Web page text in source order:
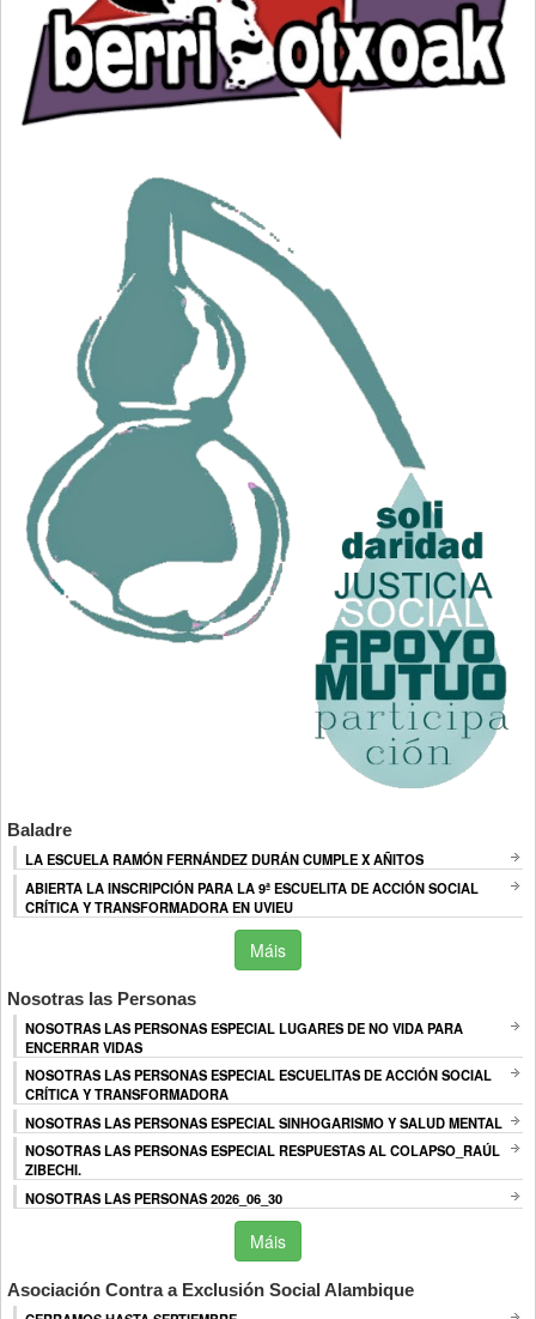
Baladre
LA ESCUELA RAMÓN FERNÁNDEZ DURÁN CUMPLE X AÑITOS
ABIERTA LA INSCRIPCIÓN PARA LA 9ª ESCUELITA DE ACCIÓN SOCIAL
CRÍTICA Y TRANSFORMADORA EN UVIEU
Máis
Nosotras las Personas
NOSOTRAS LAS PERSONAS ESPECIAL LUGARES DE NO VIDA PARA
ENCERRAR VIDAS
NOSOTRAS LAS PERSONAS ESPECIAL ESCUELITAS DE ACCIÓN SOCIAL
CRÍTICA Y TRANSFORMADORA
NOSOTRAS LAS PERSONAS ESPECIAL SINHOGARISMO Y SALUD MENTAL
NOSOTRAS LAS PERSONAS ESPECIAL RESPUESTAS AL COLAPSO_RAÚL
ZIBECHI.
NOSOTRAS LAS PERSONAS 2026_06_30
Máis
Asociación Contra a Exclusión Social Alambique